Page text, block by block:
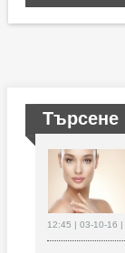
Търсене
12:45 | 03-10-16 |